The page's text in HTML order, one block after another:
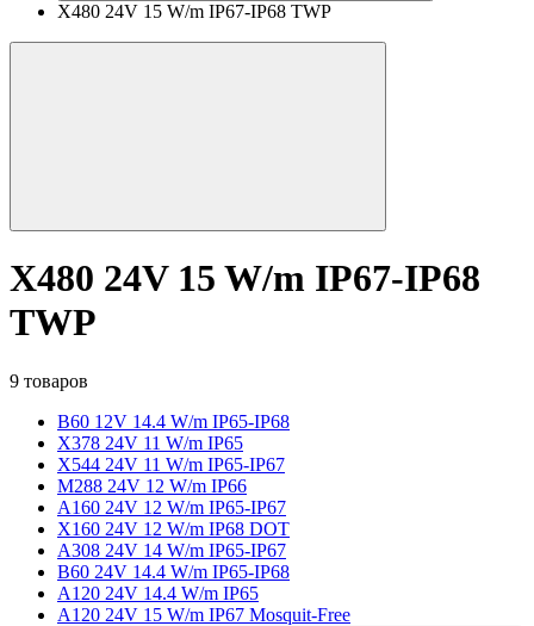
X480 24V 15 W/m IP67-IP68 TWP
X480 24V 15 W/m IP67-IP68
TWP
9 товаров
B60 12V 14.4 W/m IP65-IP68
X378 24V 11 W/m IP65
X544 24V 11 W/m IP65-IP67
M288 24V 12 W/m IP66
A160 24V 12 W/m IP65-IP67
X160 24V 12 W/m IP68 DOT
A308 24V 14 W/m IP65-IP67
B60 24V 14.4 W/m IP65-IP68
A120 24V 14.4 W/m IP65
A120 24V 15 W/m IP67 Mosquit-Free